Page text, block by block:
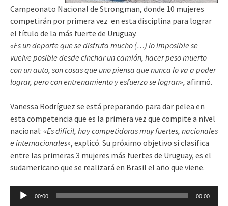
Campeonato Nacional de Strongman, donde 10 mujeres
competirán por primera vez en esta disciplina para lograr
el título de la más fuerte de Uruguay.
«Es un deporte que se disfruta mucho (…) lo imposible se
vuelve posible desde cinchar un camión, hacer peso muerto
con un auto, son cosas que uno piensa que nunca lo va a poder
lograr, pero con entrenamiento y esfuerzo se logran», afirmó.
Vanessa Rodríguez se está preparando para dar pelea en
esta competencia que es la primera vez que compite a nivel
nacional: «Es difícil, hay competidoras muy fuertes, nacionales
e internacionales», explicó. Su próximo objetivo si clasifica
entre las primeras 3 mujeres más fuertes de Uruguay, es el
sudamericano que se realizará en Brasil el año que viene.
Reproductor
00:00 00:00